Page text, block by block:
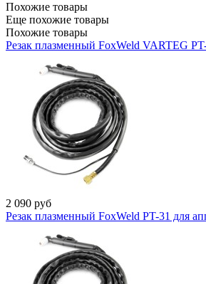
Похожие товары
Еще похожие товары
Похожие товары
Резак плазменный FoxWeld VARTEG
2 090 руб
Резак плазменный FoxWeld PT-31 для